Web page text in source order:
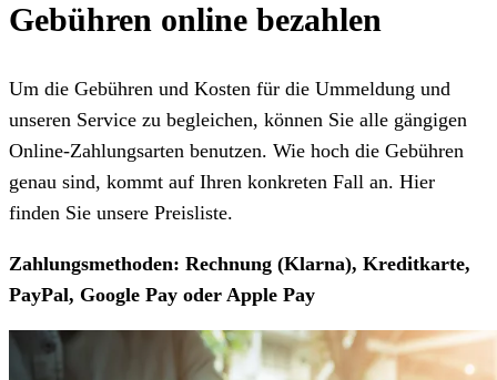
Gebühren online bezahlen
Um die Gebühren und Kosten für die Ummeldung und
unseren Service zu begleichen, können Sie alle gängigen
Online-Zahlungsarten benutzen. Wie hoch die Gebühren
genau sind, kommt auf Ihren konkreten Fall an. Hier
finden Sie unsere Preisliste.
Zahlungsmethoden: Rechnung (Klarna), Kreditkarte,
PayPal, Google Pay oder Apple Pay